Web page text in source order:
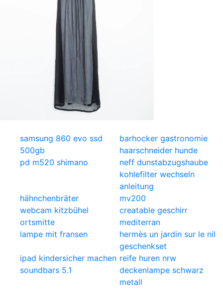
samsung 860 evo ssd
500gb
barhocker gastronomie
haarschneider hunde
pd m520 shimano
neff dunstabzugshaube
kohlefilter wechseln
anleitung
hähnchenbräter
mv200
webcam kitzbühel
ortsmitte
creatable geschirr
mediterran
lampe mit fransen
hermès un jardin sur le nil
geschenkset
ipad kindersicher machen reife huren nrw
soundbars 5.1
deckenlampe schwarz
metall